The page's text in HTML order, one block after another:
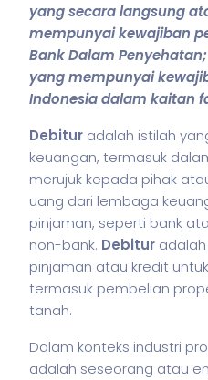
yang secara langsung
mempunyai kewajiban
Bank Dalam
yang mempunyai
Indonesia dalam kaitan
Debitur adalah istilah
keuangan, termasuk
merujuk kepada pihak
uang dari lembaga
pinjaman, seperti bank
non-bank. Debitur
pinjaman atau kredit
termasuk pembelian
tanah.
Dalam konteks industri
adalah seseorang atau